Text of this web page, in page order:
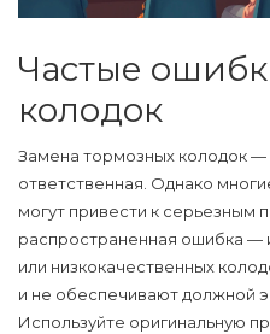
Частые
колодок
Замена тормозных колодок—
ответственная. Однако
могут привести к серьезным
распространенная ошибка —
или низкокачественных
и не обеспечивают должной
Используйте оригинальную